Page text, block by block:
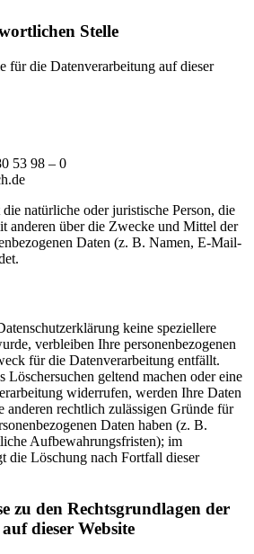
Stelle
für die Datenverarbeitung auf dieser
53 98 – 0
natürliche oder juristische Person, die
anderen über die Zwecke und Mittel der
Daten (z. B. Namen, E-Mail-
keine speziellere
verbleiben Ihre personenbezogenen
für die Datenverarbeitung entfällt.
Löschersuchen geltend machen oder eine
widerrufen, werden Ihre Daten
anderen rechtlich zulässigen Gründe für
Daten haben (z. B.
Aufbewahrungsfristen); im
die Löschung nach Fortfall dieser
zu den Rechtsgrundlagen der
dieser Website